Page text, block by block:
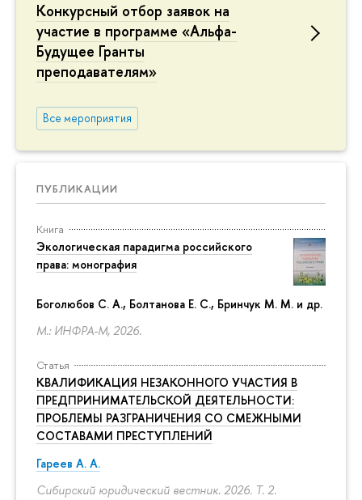
Конкурсный отбор заявок на
участие в программе «Альфа-
Будущее Гранты
преподавателям»
Все мероприятия
ПУБЛИКАЦИИ
Книга
Экологическая парадигма российского
права: монография
Боголюбов С. А., Болтанова Е. С., Бринчук М. М. и др.
М.: ИНФРА-М, 2026.
Статья
КВАЛИФИКАЦИЯ НЕЗАКОННОГО УЧАСТИЯ В
ПРЕДПРИНИМАТЕЛЬСКОЙ ДЕЯТЕЛЬНОСТИ:
ПРОБЛЕМЫ РАЗГРАНИЧЕНИЯ СО СМЕЖНЫМИ
СОСТАВАМИ ПРЕСТУПЛЕНИЙ
Гареев А. А.
Сибирский юридический вестник. 2026. Т. 2.